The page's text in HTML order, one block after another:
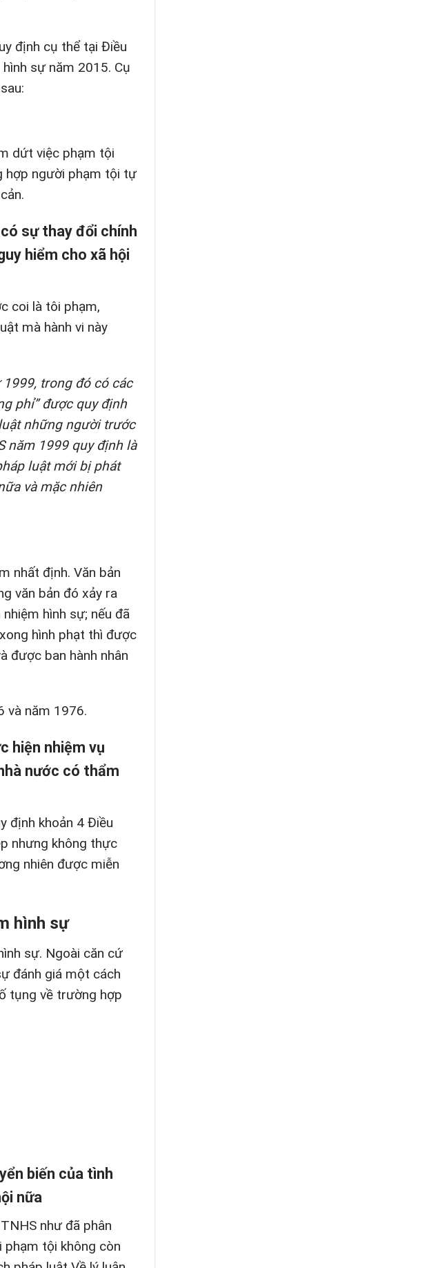
định cụ thể tại Điều
sự năm 2015. Cụ
dứt việc phạm tội
hợp người phạm tội tự
sự thay đổi chính
hiểm cho xã hội
coi là tôi phạm,
mà hành vi này
trong đó có các
phỉ” được quy định
những người trước
năm 1999 quy định là
luật mới bị phát
và mặc nhiên
nhất định. Văn bản
văn bản đó xảy ra
hình sự; nếu đã
hình phạt thì được
được ban hành nhân
và năm 1976.
hiện nhiệm vụ
nước có thẩm
định khoản 4 Điều
nhưng không thực
nhiên được miễn
hình sự
sự. Ngoài căn cứ
đánh giá một cách
tụng về trường hợp
biến của tình
nữa
như đã phân
phạm tội không còn